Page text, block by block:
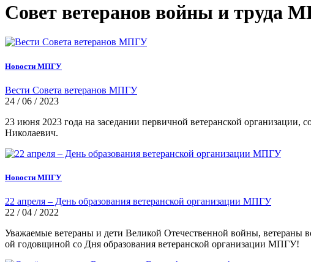
Совет ветеранов войны и труда
Новости МПГУ
Вести Совета ветеранов МПГУ
24 / 06 / 2023
23 июня 2023 года на заседании первичной ветеранской
Николаевич.
Новости МПГУ
22 апреля – День образования ветеранской организации МПГУ
22 / 04 / 2022
Уважаемые ветераны и дети Великой Отечественной войны, ветераны
ой годовщиной со Дня образования ветеранской организации МПГУ!